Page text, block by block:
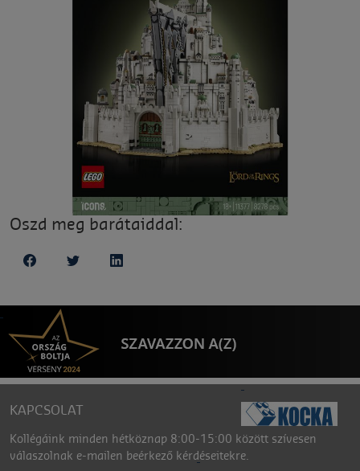
Oszd meg barátaiddal:
KAPCSOLAT
Kollégáink minden hétköznap 8:00-15:00 között szívesen
válaszolnak e-mailen beérkező kérdéseitekre.